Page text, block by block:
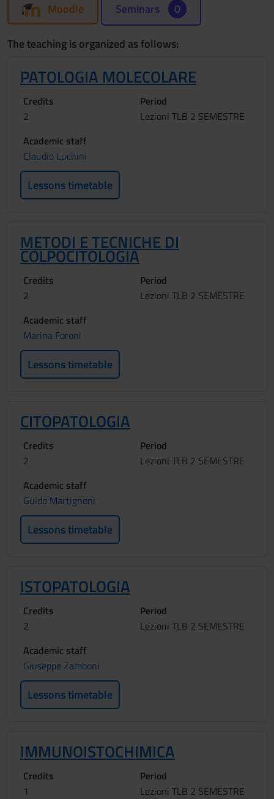
Moodle Seminars 0
The teaching is organized as follows:
PATOLOGIA MOLECOLARE
Credits
2
Period
Lezioni TLB 2 SEMESTRE
Academic staff
Claudio Luchini
Lessons timetable
METODI E TECNICHE DI
COLPOCITOLOGIA
Credits
2
Period
Lezioni TLB 2 SEMESTRE
Academic staff
Marina Foroni
Lessons timetable
CITOPATOLOGIA
Credits
2
Period
Lezioni TLB 2 SEMESTRE
Academic staff
Guido Martignoni
Lessons timetable
ISTOPATOLOGIA
Credits
2
Period
Lezioni TLB 2 SEMESTRE
Academic staff
Giuseppe Zamboni
Lessons timetable
IMMUNOISTOCHIMICA
Credits
1
Period
Lezioni TLB 2 SEMESTRE